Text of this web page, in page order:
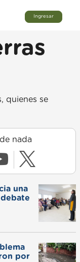
Ingresar
quienes se
nada
una
por